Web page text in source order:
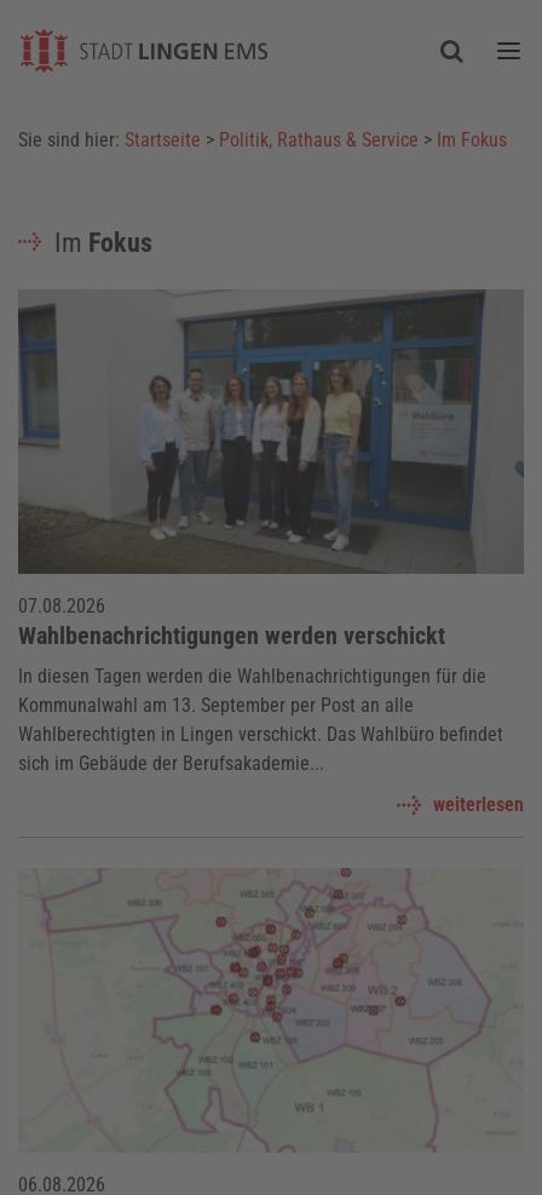
Sie sind hier: Startseite > Politik, Rathaus & Service > Im Fokus
Im Fokus
07.08.2026
Wahlbenachrichtigungen werden verschickt
In diesen Tagen werden die Wahlbenachrichtigungen für die
Kommunalwahl am 13. September per Post an alle
Wahlberechtigten in Lingen verschickt. Das Wahlbüro befindet
sich im Gebäude der Berufsakademie...
weiterlesen
06.08.2026